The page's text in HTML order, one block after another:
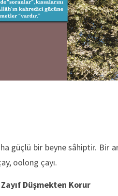
güçlü bir beyne sâhiptir. Bir
oolong çayı.
Düşmekten Korur